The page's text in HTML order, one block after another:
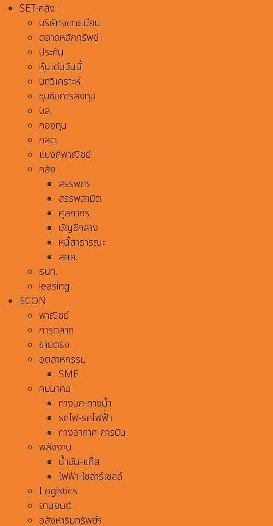
SET-คลัง
บริษัทจดทะเบียน
ตลาดหลักทรัพย์
ประกัน
หุ้นเด่นวันนี้
บทวิเคราะห์
ซุบซิบการลงทุน
บล.
กองทุน
กลต.
แบงก์พาณิชย์
คลัง
สรรพกร
สรรพสามิต
ศุลกากร
บัญชีกลาง
หนี้สาธารณะ
สศค.
ธปท.
leasing
ECON
พาณิชย์
การตลาด
ขายตรง
อุตสาหกรรม
SME
คมนาคม
ทางบก-ทางน้ำ
รถไฟ-รถไฟฟ้า
ทางอากาศ-การบิน
พลังงาน
น้ำมัน-แก๊ส
ไฟฟ้า-โซล่าร์เซลล์
Logistics
ยานยนต์
อสังหาริมทรัพย์ฯ